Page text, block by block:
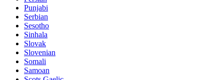
Punjabi
Serbian
Sesotho
Sinhala
Slovak
Slovenian
Somali
Samoan